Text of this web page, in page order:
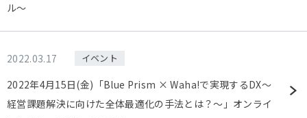
ル～
2022.03.17 イベント
2022年4月15日(金)「Blue Prism × Waha!で実現するDX～
経営課題解決に向けた全体最適化の手法とは？～」オンライ